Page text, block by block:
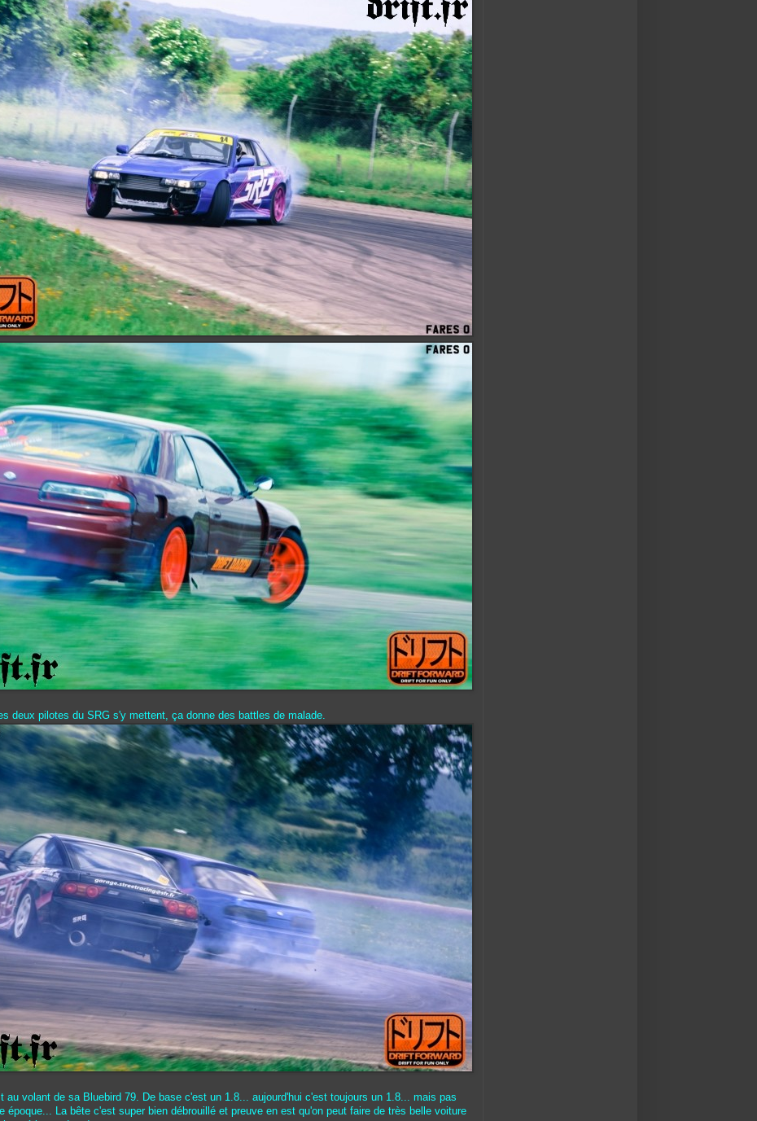
deux pilotes du SRG s'y mettent, ça donne des battles de malade.
au volant de sa Bluebird 79. De base c'est un 1.8... aujourd'hui c'est toujours un 1.8... mais pas
époque... La bête c'est super bien débrouillé et preuve en est qu'on peut faire de très belle voiture